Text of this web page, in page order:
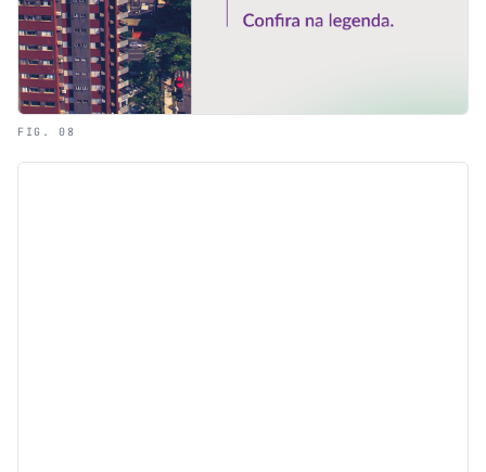
FIG. 08